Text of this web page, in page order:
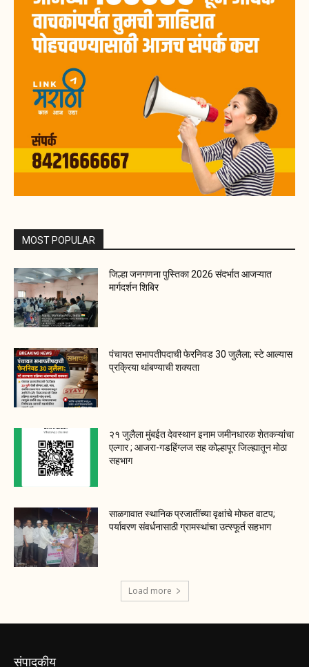
MOST POPULAR
जिल्हा जनगणना पुस्तिका 2026 संदर्भात आजऱ्यात
मार्गदर्शन शिबिर
पंचायत सभापतीपदाची फेरनिवड 30 जुलैला; स्टे आल्यास
प्रक्रिया थांबण्याची शक्यता
२१ जुलैला मुंबईत देवस्थान इनाम जमीनधारक शेतकऱ्यांचा
एल्गार ; आजरा-गडहिंग्लज सह कोल्हापूर जिल्ह्यातून मोठा
सहभाग
साळगावात स्थानिक प्रजातींच्या वृक्षांचे मोफत वाटप;
पर्यावरण संवर्धनासाठी ग्रामस्थांचा उत्स्फूर्त सहभाग
Load more
संपादकीय